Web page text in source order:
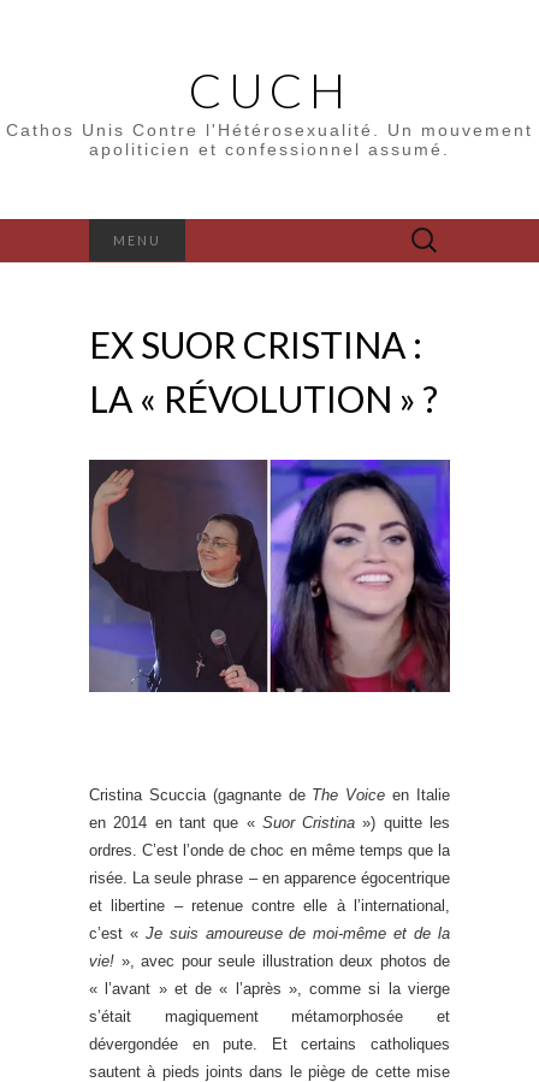
CUCH
Cathos Unis Contre l'Hétérosexualité. Un mouvement
apoliticien et confessionnel assumé.
MENU Rechercher :
EX SUOR CRISTINA :
LA « RÉVOLUTION » ?
Cristina Scuccia (gagnante de The Voice en Italie
en 2014 en tant que « Suor Cristina ») quitte les
ordres. C’est l’onde de choc en même temps que la
risée. La seule phrase – en apparence égocentrique
et libertine – retenue contre elle à l’international,
c’est « Je suis amoureuse de moi-même et de la
vie! », avec pour seule illustration deux photos de
« l’avant » et de « l’après », comme si la vierge
s’était magiquement métamorphosée et
dévergondée en pute. Et certains catholiques
sautent à pieds joints dans le piège de cette mise